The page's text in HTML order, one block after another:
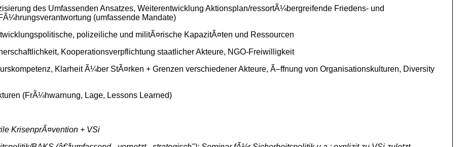
des Umfassenden Ansatzes, Weiterentwicklung Aktionsplan/ressortÃ¼bergreifende Friedens- und
(umfassende Mandate)
polizeiliche und militÃ¤rische KapazitÃ¤ten und Ressourcen
Kooperationsverpflichtung staatlicher Akteure, NGO-Freiwilligkeit
Klarheit Ã¼ber StÃ¤rken + Grenzen verschiedener Akteure, Ã–ffnung von Organisationskulturen, Diversity
(FrÃ¼hwarnung, Lage, Lessons Learned)
KrisenprÃ¤vention + VSi